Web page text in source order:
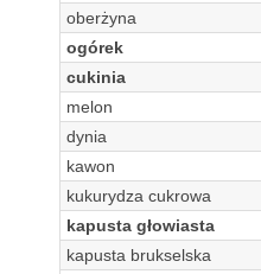
oberżyna
ogórek
cukinia
melon
dynia
kawon
kukurydza cukrowa
kapusta głowiasta
kapusta brukselska